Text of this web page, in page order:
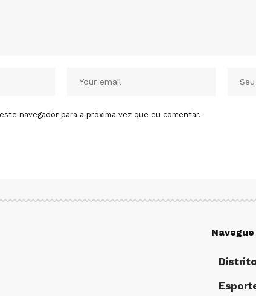
navegador para a próxima vez que eu comentar.
Navegue